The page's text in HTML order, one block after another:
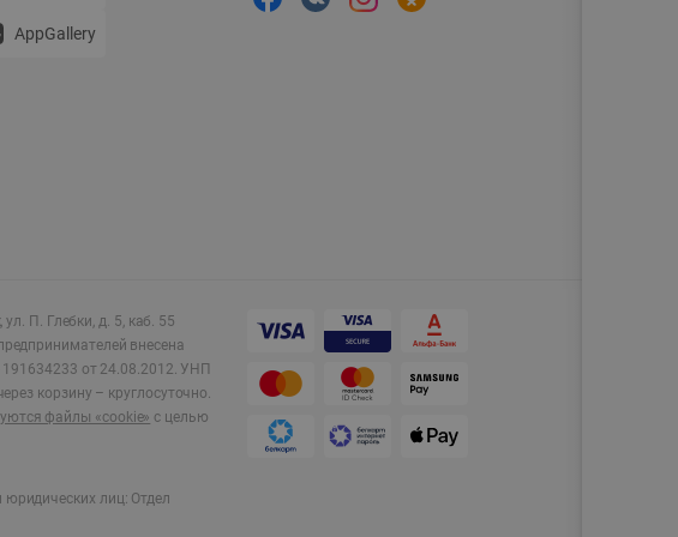
AppGallery
П. Глебки, д. 5, каб. 55
внесена
191634233 от 24.08.2012. УНП
корзину – круглосуточно.
файлы «cookie» с целью
лиц: Отдел